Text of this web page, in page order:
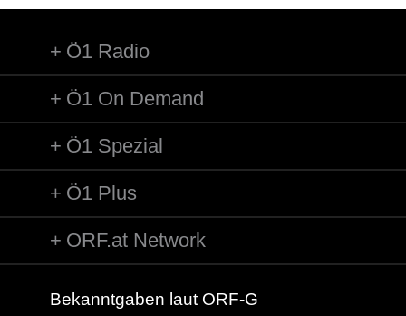
Ö1 Radio
Ö1 On Demand
Ö1 Spezial
Ö1 Plus
ORF.at Network
Bekanntgaben laut ORF-G